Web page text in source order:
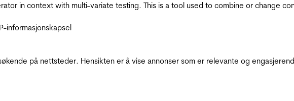
in context with multi-variate testing. This is a tool used to combine or change
informasjonskapsel
på nettsteder. Hensikten er å vise annonser som er relevante og